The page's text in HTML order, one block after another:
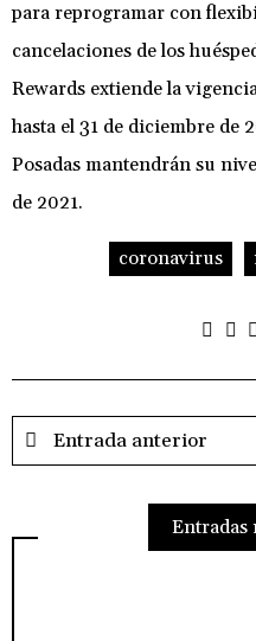
para reprogramar con
cancelaciones de los
Rewards extiende la
hasta el 31 de diciembre de
Posadas mantendrán su
de 2021.
coronavirus
Entrada anterior
Entradas